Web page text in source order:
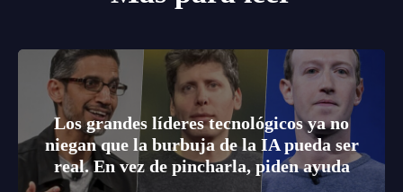
Los grandes líderes tecnológicos ya no
niegan que la burbuja de la IA pueda ser
real. En vez de pincharla, piden ayuda